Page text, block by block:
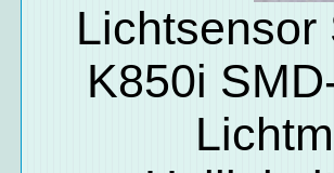
K850i